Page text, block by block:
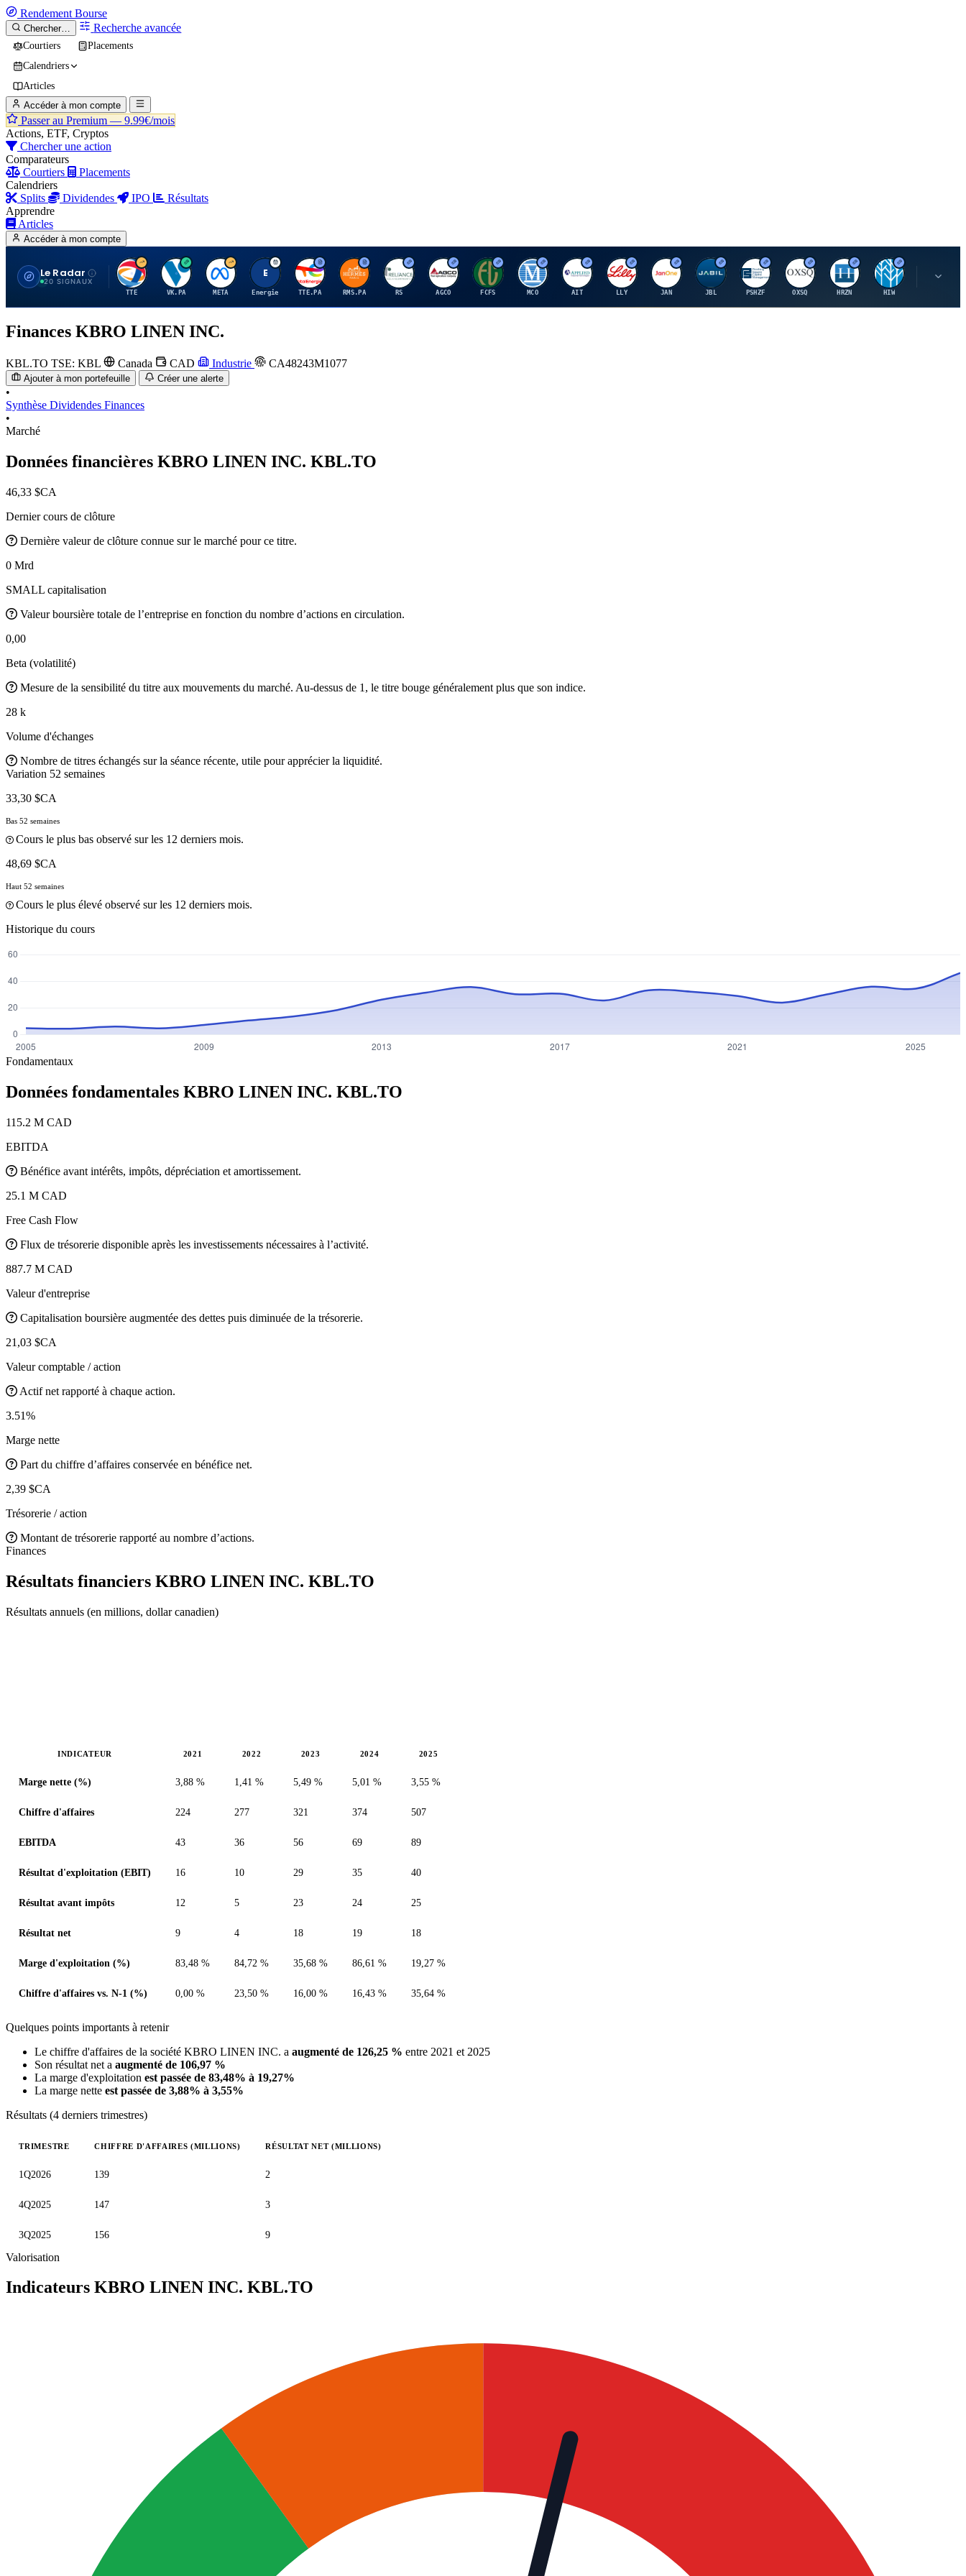
Rendement Bourse
Chercher… Recherche avancée
Courtiers
Placements
Calendriers
Articles
Accéder à mon compte
Passer au Premium — 9.99€/mois
Actions, ETF, Cryptos
Chercher une action
Comparateurs
Courtiers
Placements
Calendriers
Splits
Dividendes IPO
Résultats
Apprendre
Articles
Accéder à mon compte
Le Radar
20 SIGNAUX
T
TTE
V
VK.PA
M
META
E
Energie
T
TTE.PA
H
RMS.PA
R
RS
A
AGCO
F
FCFS
M
MCO
A
AIT
E
LLY
J
JAN
J
JBL
P
PSHZF
O
OXSQ
H
HRZN
H
HIW
U
Finances KBRO LINEN INC.
KBL.TO TSE: KBL Canada CAD Industrie CA48243M1077
Ajouter à mon portefeuille Créer une alerte
•
Synthèse Dividendes Finances
•
Marché
Données financières KBRO LINEN INC. KBL.TO
46,33 $CA
Dernier cours de clôture
Dernière valeur de clôture connue sur le marché pour ce titre.
0 Mrd
SMALL capitalisation
Valeur boursière totale de l’entreprise en fonction du nombre d’actions en circulation.
0,00
Beta (volatilité)
Mesure de la sensibilité du titre aux mouvements du marché. Au-dessus de 1, le titre bouge généralement plus que son indice.
28 k
Volume d'échanges
Nombre de titres échangés sur la séance récente, utile pour apprécier la liquidité.
Variation 52 semaines
33,30 $CA
Bas 52 semaines
Cours le plus bas observé sur les 12 derniers mois.
48,69 $CA
Haut 52 semaines
Cours le plus élevé observé sur les 12 derniers mois.
Historique du cours
Fondamentaux
Données fondamentales KBRO LINEN INC. KBL.TO
115.2 M CAD
EBITDA
Bénéfice avant intérêts, impôts, dépréciation et amortissement.
25.1 M CAD
Free Cash Flow
Flux de trésorerie disponible après les investissements nécessaires à l’activité.
887.7 M CAD
Valeur d'entreprise
Capitalisation boursière augmentée des dettes puis diminuée de la trésorerie.
21,03 $CA
Valeur comptable / action
Actif net rapporté à chaque action.
3.51%
Marge nette
Part du chiffre d’affaires conservée en bénéfice net.
2,39 $CA
Trésorerie / action
Montant de trésorerie rapporté au nombre d’actions.
Finances
Résultats financiers KBRO LINEN INC. KBL.TO
Résultats annuels (en millions, dollar canadien)
INDICATEUR 2021 2022 2023 2024 2025
Marge nette (%) 3,88 % 1,41 % 5,49 % 5,01 % 3,55 %
Chiffre d'affaires 224 277 321 374 507
EBITDA 43 36 56 69 89
Résultat d'exploitation (EBIT) 16 10 29 35 40
Résultat avant impôts 12 5 23 24 25
Résultat net 9 4 18 19 18
Marge d'exploitation (%) 83,48 % 84,72 % 35,68 % 86,61 % 19,27 %
Chiffre d'affaires vs. N-1 (%) 0,00 % 23,50 % 16,00 % 16,43 % 35,64 %
Quelques points importants à retenir
Le chiffre d'affaires de la société KBRO LINEN INC. a augmenté de 126,25 % entre 2021 et 2025
Son résultat net a augmenté de 106,97 %
La marge d'exploitation est passée de 83,48% à 19,27%
La marge nette est passée de 3,88% à 3,55%
Résultats (4 derniers trimestres)
TRIMESTRE CHIFFRE D'AFFAIRES (MILLIONS) RÉSULTAT NET (MILLIONS)
1Q2026 139 2
4Q2025 147 3
3Q2025 156 9
Valorisation
Indicateurs KBRO LINEN INC. KBL.TO